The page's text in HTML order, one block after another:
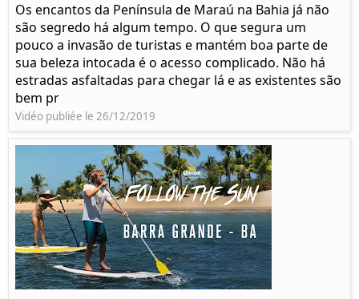
Os encantos da Península de Maraú na Bahia já não
são segredo há algum tempo. O que segura um
pouco a invasão de turistas e mantém boa parte de
sua beleza intocada é o acesso complicado. Não há
estradas asfaltadas para chegar lá e as existentes são
bem pr
Vidéo publiée le 26/12/2019